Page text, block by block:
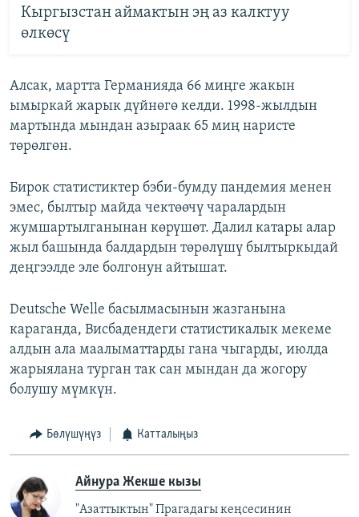
Кыргызстан аймактын эң аз калктуу
өлкөсү
Алсак, мартта Германияда 66 миңге жакын
ымыркай жарык дүйнөгө келди. 1998-жылдын
мартында мындан азыраак 65 миң наристе
төрөлгөн.
Бирок статистиктер бэби-бумду пандемия менен
эмес, былтыр майда чектөөчү чаралардын
жумшартылганынан көрүшөт. Далил катары алар
жыл башында балдардын төрөлүшү былтыркыдай
деңгээлде эле болгонун айтышат.
Deutsche Welle басылмасынын жазганына
караганда, Висбадендеги статистикалык мекеме
алдын ала маалыматтарды гана чыгарды, июлда
жарыялана турган так сан мындан да жогору
болушу мүмкүн.
Бөлүшүңүз Катталыңыз
Айнура Жекше кызы
"Азаттыктын" Прагадагы кеңсесинин